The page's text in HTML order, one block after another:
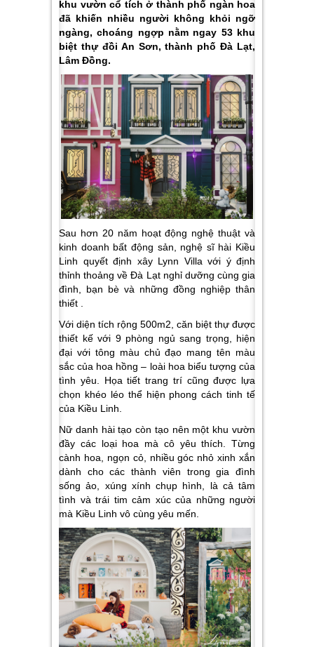
khu vườn cổ tích ở thành phố ngàn hoa
đã khiến nhiều người không khỏi ngỡ
ngàng, choáng ngợp nằm ngay 53 khu
biệt thự đồi An Sơn, thành phố Đà Lạt,
Lâm Đồng.
Sau hơn 20 năm hoạt động nghệ thuật và
kinh doanh bất động sản, nghệ sĩ hài Kiều
Linh quyết định xây Lynn Villa với ý định
thỉnh thoảng về Đà Lạt nghỉ dưỡng cùng gia
đình, bạn bè và những đồng nghiệp thân
thiết .
Với diện tích rộng 500m2, căn biệt thự được
thiết kế với 9 phòng ngủ sang trọng, hiện
đại với tông màu chủ đạo mang tên màu
sắc của hoa hồng – loài hoa biểu tượng của
tình yêu. Họa tiết trang trí cũng được lựa
chọn khéo léo thể hiện phong cách tinh tế
của Kiều Linh.
Nữ danh hài tạo còn tạo nên một khu vườn
đầy các loại hoa mà cô yêu thích. Từng
cành hoa, ngọn cỏ, nhiều góc nhỏ xinh xắn
dành cho các thành viên trong gia đình
sống ảo, xúng xính chụp hình, là cả tâm
tình và trái tim cảm xúc của những người
mà Kiều Linh vô cùng yêu mến.